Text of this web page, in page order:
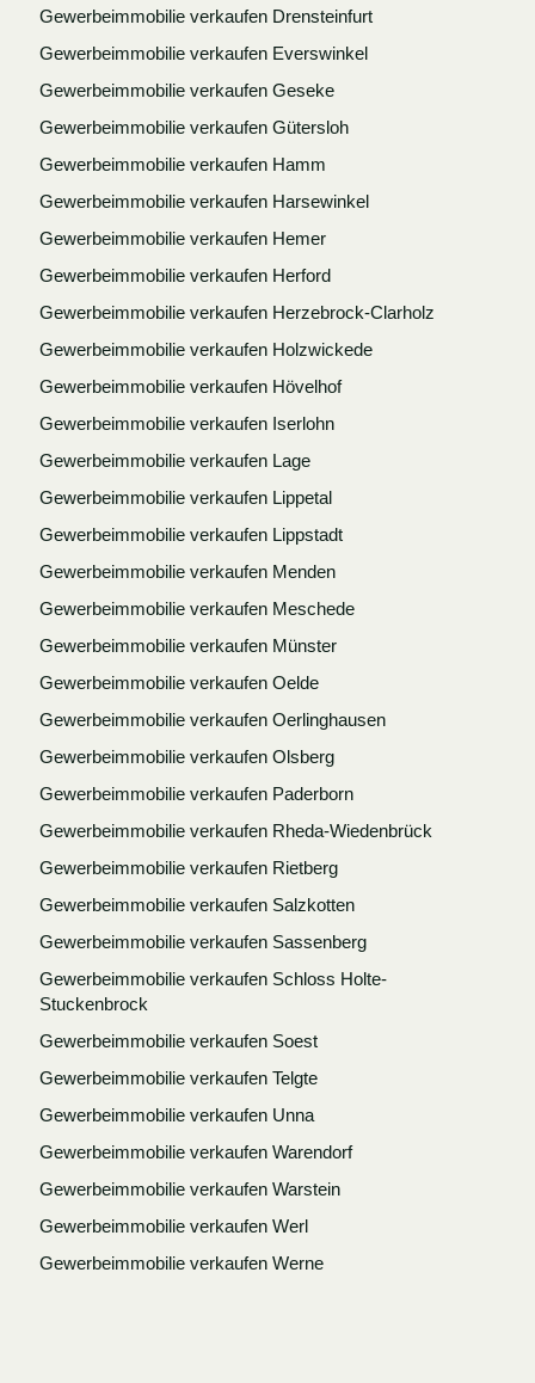
Gewerbeimmobilie verkaufen Drensteinfurt
Gewerbeimmobilie verkaufen Everswinkel
Gewerbeimmobilie verkaufen Geseke
Gewerbeimmobilie verkaufen Gütersloh
Gewerbeimmobilie verkaufen Hamm
Gewerbeimmobilie verkaufen Harsewinkel
Gewerbeimmobilie verkaufen Hemer
Gewerbeimmobilie verkaufen Herford
Gewerbeimmobilie verkaufen Herzebrock-Clarholz
Gewerbeimmobilie verkaufen Holzwickede
Gewerbeimmobilie verkaufen Hövelhof
Gewerbeimmobilie verkaufen Iserlohn
Gewerbeimmobilie verkaufen Lage
Gewerbeimmobilie verkaufen Lippetal
Gewerbeimmobilie verkaufen Lippstadt
Gewerbeimmobilie verkaufen Menden
Gewerbeimmobilie verkaufen Meschede
Gewerbeimmobilie verkaufen Münster
Gewerbeimmobilie verkaufen Oelde
Gewerbeimmobilie verkaufen Oerlinghausen
Gewerbeimmobilie verkaufen Olsberg
Gewerbeimmobilie verkaufen Paderborn
Gewerbeimmobilie verkaufen Rheda-Wiedenbrück
Gewerbeimmobilie verkaufen Rietberg
Gewerbeimmobilie verkaufen Salzkotten
Gewerbeimmobilie verkaufen Sassenberg
Gewerbeimmobilie verkaufen Schloss Holte-
Stuckenbrock
Gewerbeimmobilie verkaufen Soest
Gewerbeimmobilie verkaufen Telgte
Gewerbeimmobilie verkaufen Unna
Gewerbeimmobilie verkaufen Warendorf
Gewerbeimmobilie verkaufen Warstein
Gewerbeimmobilie verkaufen Werl
Gewerbeimmobilie verkaufen Werne